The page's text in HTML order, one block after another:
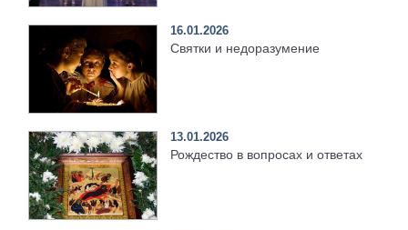
16.01.2026
Святки и недоразумение
13.01.2026
Рождество в вопросах и ответах